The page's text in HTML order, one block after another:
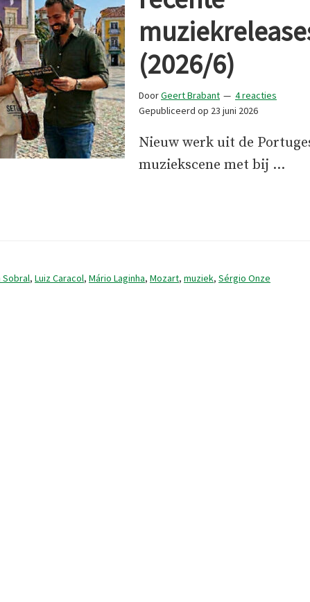
(2026/6)
DoorGeert Brabant
4 reacties
Gepubliceerd op 23 juni 2026
Nieuw werk uit de
muziekscene met bij …
Sobral, Luiz Caracol, Mário Laginha, Mozart, muziek, Sérgio Onze